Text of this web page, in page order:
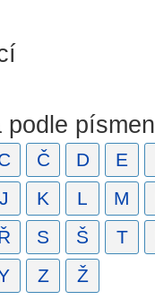
podle písmen
Č D E
J K L M
S Š T
Z Ž